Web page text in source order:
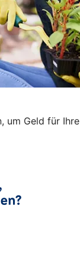
um Geld für Ihre